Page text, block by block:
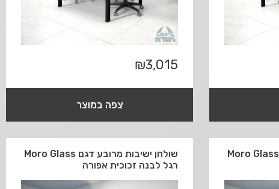
₪3,015
צפה במוצר
שולחן ישיבות מרובע דגם Moro Glass
שולחן ישיבות מרובע דגם Moro Glass
רגל לבנה זכוכית אפורה